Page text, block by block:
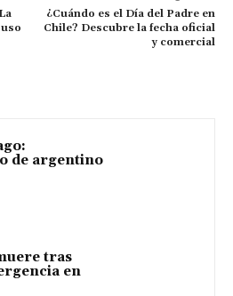
¿Cuándo es el Día del Padre en
Chile? Descubre la fecha oficial
y comercial
de argentino
tras
en